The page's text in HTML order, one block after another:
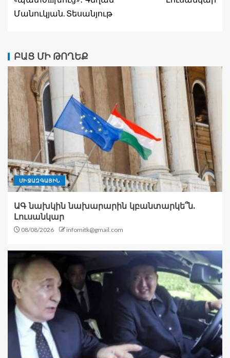
Մանուկյան. Տեսանյութ
ԲԱՑ ՄԻ ԹՈՂԵՔ
ՄԻՋԱԶԳԱՅԻՆ
ԱԳ նախկին նախարարին կբանտարկե՞ն.
Լուսանկար
08/08/2026 infomitk@gmail.com